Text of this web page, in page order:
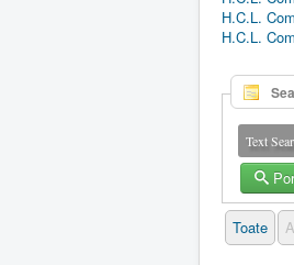
H.C.L.
H.C.L.
Text
Toate A